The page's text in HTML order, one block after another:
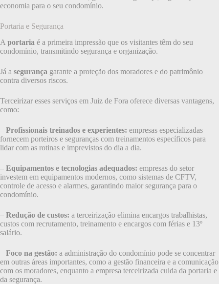
economia para o seu condomínio.
Portaria e Segurança
A portaria é a primeira impressão que os visitantes têm do seu
condomínio, transmitindo segurança e organização.
Já a segurança garante a proteção dos moradores e do patrimônio
contra diversos riscos.
Terceirizar esses serviços em Juiz de Fora oferece diversas vantagens,
como:
– Profissionais treinados e experientes: empresas especializadas
fornecem porteiros e seguranças com treinamentos específicos para
lidar com as rotinas e imprevistos do dia a dia.
– Equipamentos e tecnologias adequados: empresas do setor
investem em equipamentos modernos, como sistemas de CFTV,
controle de acesso e alarmes, garantindo maior segurança para o
condomínio.
– Redução de custos: a terceirização elimina encargos trabalhistas,
custos com recrutamento, treinamento e encargos com férias e 13º
salário.
– Foco na gestão: a administração do condomínio pode se concentrar
em outras áreas importantes, como a gestão financeira e a comunicação
com os moradores, enquanto a empresa terceirizada cuida da portaria e
da segurança.